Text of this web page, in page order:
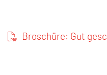
Broschüre: Gut